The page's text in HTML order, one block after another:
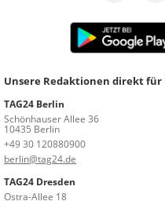
Unsere Redaktionen direkt für
TAG24 Berlin
Schönhauser Allee 36
10435 Berlin
+49 30 120880900
berlin@tag24.de
TAG24 Dresden
Ostra-Allee 18